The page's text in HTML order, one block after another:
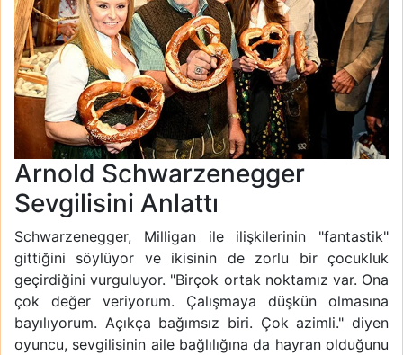
Arnold Schwarzenegger
Sevgilisini Anlattı
Schwarzenegger, Milligan ile ilişkilerinin "fantastik"
gittiğini söylüyor ve ikisinin de zorlu bir çocukluk
geçirdiğini vurguluyor. "Birçok ortak noktamız var. Ona
çok değer veriyorum. Çalışmaya düşkün olmasına
bayılıyorum. Açıkça bağımsız biri. Çok azimli." diyen
oyuncu, sevgilisinin aile bağlılığına da hayran olduğunu